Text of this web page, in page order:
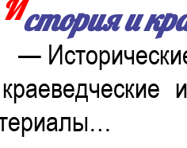
История и
—
краеведческие